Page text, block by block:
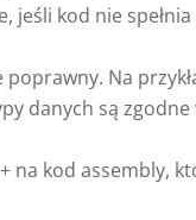
jeśli kod nie spełnia
Na
danych są zgodne
na kod assembly,